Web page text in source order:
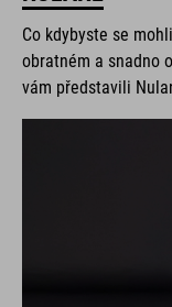
Co kdybyste se
obratném a snadno
vám představili